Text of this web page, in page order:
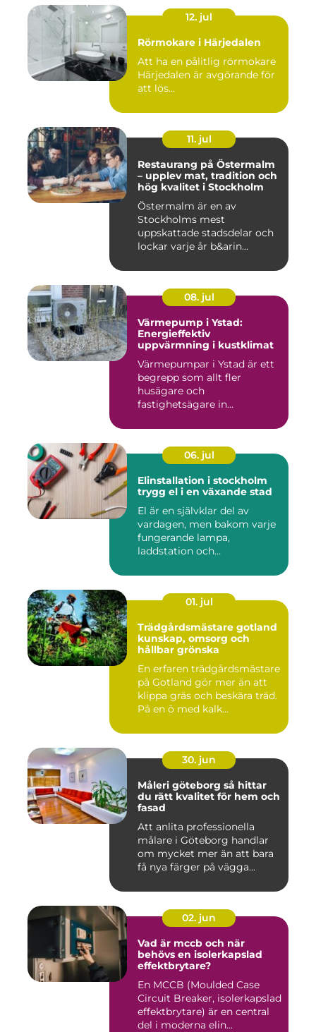
12. jul
Rörmokare i Härjedalen
Att ha en pålitlig rörmokare
Härjedalen är avgörande för
att lös...
11. jul
Restaurang på Östermalm
– upplev mat, tradition och
hög kvalitet i Stockholm
Östermalm är en av
Stockholms mest
uppskattade stadsdelar och
lockar varje år b&arin...
08. jul
Värmepump i Ystad:
Energieffektiv
uppvärmning i kustklimat
Värmepumpar i Ystad är ett
begrepp som allt fler
husägare och
fastighetsägare in...
06. jul
Elinstallation i stockholm
trygg el i en växande stad
El är en självklar del av
vardagen, men bakom varje
fungerande lampa,
laddstation och
01. jul
Trädgårdsmästare gotland
kunskap, omsorg och
hållbar grönska
En erfaren trädgårdsmästare
på Gotland gör mer än att
klippa gräs och beskära träd.
På en ö med kalk...
30. jun
Måleri göteborg så hittar
du rätt kvalitet för hem och
fasad
Att anlita professionella
målare i Göteborg handlar
om mycket mer än att bara
få nya färger på vägga...
02. jun
Vad är mccb och när
behövs en isolerkapslad
effektbrytare?
En MCCB (Moulded Case
Circuit Breaker, isolerkapslad
effektbrytare) är en central
del i moderna elin...